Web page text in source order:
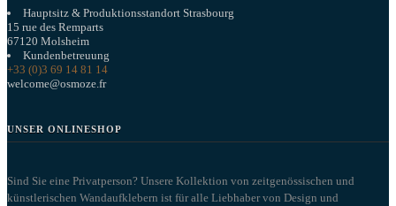
Hauptsitz & Produktionsstandort Strasbourg
15 rue des Remparts
67120 Molsheim
Kundenbetreuung
+33 (0)3 69 14 81 14
welcome@osmoze.fr
UNSER ONLINESHOP
Sind Sie eine Privatperson? Unsere Kollektion von zeitgenössischen und
künstlerischen Wandaufklebern ist für alle Liebhaber von Design und